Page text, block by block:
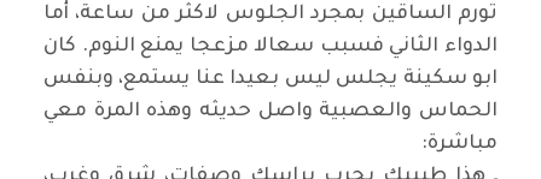
تورم الساقين بمجرد الجلوس لاكثر من ساعة، أما
الدواء الثاني فسبب سعالا مزعجا يمنع النوم. كان
ابو سكينة يجلس ليس بعيدا عنا يستمع، وبنفس
الحماس والعصبية واصل حديثه وهذه المرة معي
مباشرة: